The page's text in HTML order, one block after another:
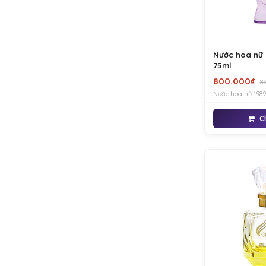
Nước hoa nữ
75ml
800.000₫
Nước hoa nữ
thanh lịch và
bạn nữ yêu
đi chơi cùng bạn